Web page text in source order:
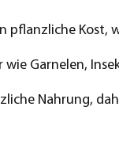
pflanzliche Kost,
Garnelen,
Nahrung,